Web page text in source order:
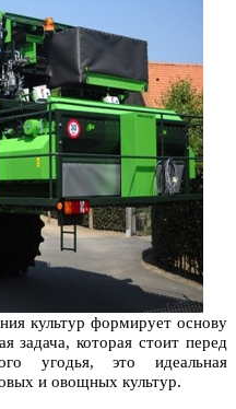
культур формирует основу
задача, которая стоит перед
угодья, это идеальная
и овощных культур.